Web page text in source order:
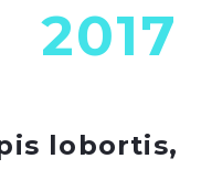
2017
lobortis,